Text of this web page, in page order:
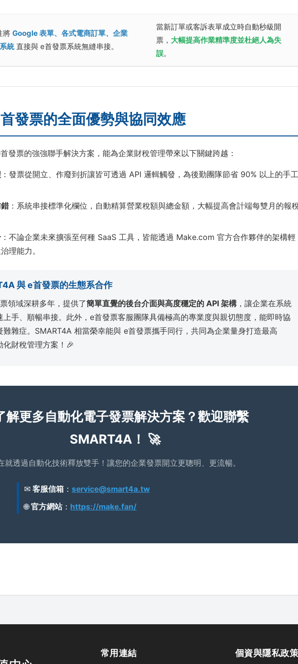
將Google 表單、各式電商訂單、企業
統直接與 e首發票系統無縫串接。
當新訂單或客訴表單成立時自動秒級開
票， 大幅提高作業精準度並杜絕人為失
誤。
發票的全面優勢與協同效應
發票的強強聯手解決方案，能為企業財稅管理帶來以下關鍵跨越：
：發票從開立、作廢到折讓皆可透過 API 邏輯觸發，為後勤團隊節省 90% 以上的手
：系統串接標準化欄位，自動精算營業稅額與總金額，大幅提高會計端每雙月的報
：不論企業未來擴張至何種 SaaS 工具，皆能透過 Make.com 官方合作夥伴的架構輕
理能力。
與 e首發票的生態系合作
領域深耕多年，提供了簡單直覺的後台介面與高度穩定的 API 架構 ，讓企業在系統
上手、順暢串接。此外，e首發票客服團隊具備極高的專業度與親切態度，能即時協
難雜症。SMART4A 相當榮幸能與 e首發票攜手同行，共同為企業量身打造最高
化財稅管理方案！🎉
解更多自動化電子發票解決方案？歡迎聯繫
SMART4A！ 🚀
就透過自動化技術釋放雙手！讓您的企業發票開立更聰明、更流暢。
✉客服信箱 ：service@smart4a.tw
🌐官方網站： https://make.fan/
常用連結 個資與隱私政